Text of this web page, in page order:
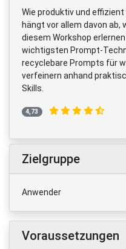
Wie produktiv und
hängt vor allem davon ab,
diesem Workshop
wichtigsten Prompt-
recyclebare Prompts für
verfeinern anhand
Skills.
4,73
Zielgruppe
Anwender
Voraussetzungen